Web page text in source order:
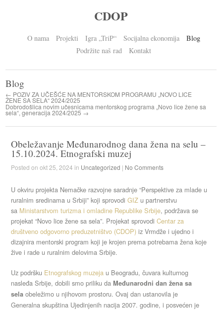
CDOP
O nama Projekti Igra „TriP“ Socijalna ekonomija
Blog
Podržite naš rad
Kontakt
Blog
← POZIV ZA UČEŠĆE NA MENTORSKOM PROGRAMU „NOVO LICE
ŽENE SA SELA“ 2024/2025
Dobrodošlica novim učesnicama mentorskog programa „Novo lice žene sa
sela“, generacija 2024/2025 →
Obeležavanje Međunarodnog dana žena na selu –
15.10.2024. Etnografski muzej
Posted on okt 25, 2024 in Uncategorized | No Comments
U okviru projekta Nemačke razvojne saradnje “Perspektive za mlade u
ruralnim sredinama u Srbiji” koji sprovodi GIZu partnerstvu
sa Ministarstvom turizma i omladine Republike Srbije, podržava se
projekat “Novo lice žene sa sela”. Projekat sprovodi Centar za
društveno odgovorno preduzetništvo (CDOP)iz Vrmdže i ujedno i
dizajnira mentorski program koji je krojen prema potrebama žena koje
žive i rade u ruralnim delovima Srbije.
Uz podršku Etnografskog muzejau Beogradu, čuvara kulturnog
nasleđa Srbije, dobili smo priliku da Međunarodni dan žena sa
selaobeležimo u njihovom prostoru. Ovaj dan ustanovila je
Generalna skupština Ujedinjenih nacija 2007. godine, i posvećen je